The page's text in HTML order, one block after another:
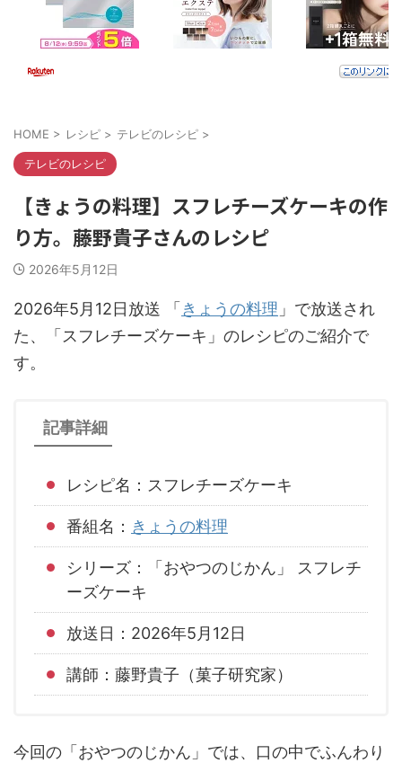
HOME > レシピ > テレビのレシピ >
テレビのレシピ
【きょうの料理】スフレチーズケーキの作
り方。藤野貴子さんのレシピ
2026年5月12日
2026年5月12日放送 「 きょうの料理 」で放送され
た、「スフレチーズケーキ」のレシピのご紹介で
す。
記事詳細
レシピ名：スフレチーズケーキ
番組名： きょうの料理
シリーズ：「おやつのじかん」 スフレチ
ーズケーキ
放送日：2026年5月12日
講師：藤野貴子（菓子研究家）
今回の「おやつのじかん」では、口の中でふんわり